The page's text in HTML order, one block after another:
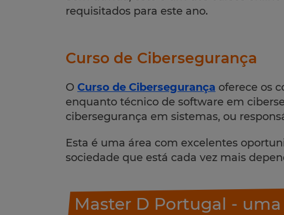
requisitados para este ano.
Curso de Cibersegurança
O Curso de Cibersegurança oferece os
enquanto técnico de software em
cibersegurança em sistemas, ou
Esta é uma área com excelentes
sociedade que está cada vez mais
Master D Portugal -